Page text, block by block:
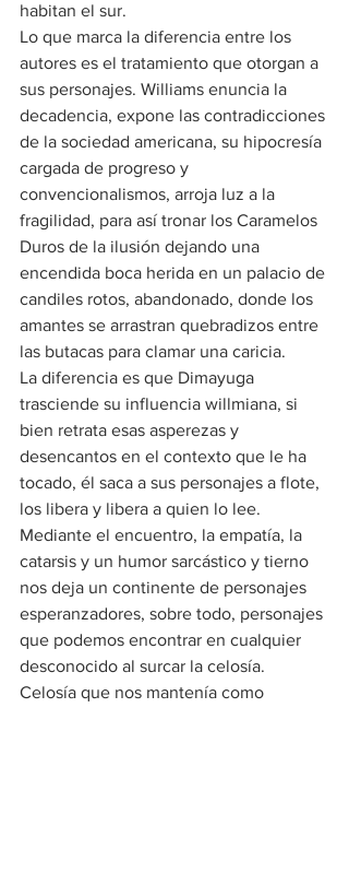
habitan el sur.
Lo que marca la diferencia entre los
autores es el tratamiento que otorgan a
sus personajes. Williams enuncia la
decadencia, expone las contradicciones
de la sociedad americana, su hipocresía
cargada de progreso y
convencionalismos, arroja luz a la
fragilidad, para así tronar los Caramelos
Duros de la ilusión dejando una
encendida boca herida en un palacio de
candiles rotos, abandonado, donde los
amantes se arrastran quebradizos entre
las butacas para clamar una caricia.
La diferencia es que Dimayuga
trasciende su influencia willmiana, si
bien retrata esas asperezas y
desencantos en el contexto que le ha
tocado, él saca a sus personajes a flote,
los libera y libera a quien lo lee.
Mediante el encuentro, la empatía, la
catarsis y un humor sarcástico y tierno
nos deja un continente de personajes
esperanzadores, sobre todo, personajes
que podemos encontrar en cualquier
desconocido al surcar la celosía.
Celosía que nos mantenía como